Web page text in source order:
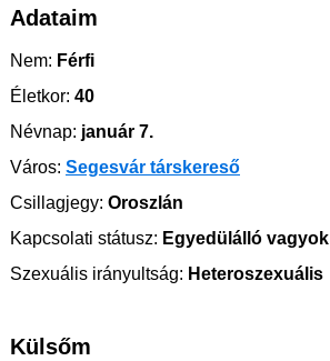
Adataim
Nem: Férfi
Életkor: 40
Névnap: január 7.
Város: Segesvár társkereső
Csillagjegy: Oroszlán
Kapcsolati státusz: Egyedülálló vagyok
Szexuális irányultság: Heteroszexuális
Külsőm